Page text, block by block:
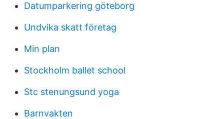
Datumparkering göteborg
Undvika skatt företag
Min plan
Stockholm ballet school
Stc stenungsund yoga
Barnvakten